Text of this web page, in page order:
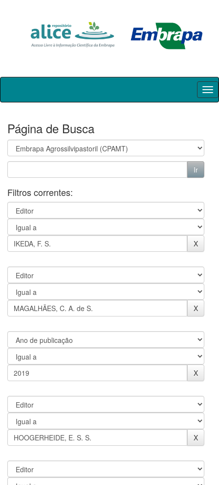
Skip
Página de Busca
Filtros correntes: